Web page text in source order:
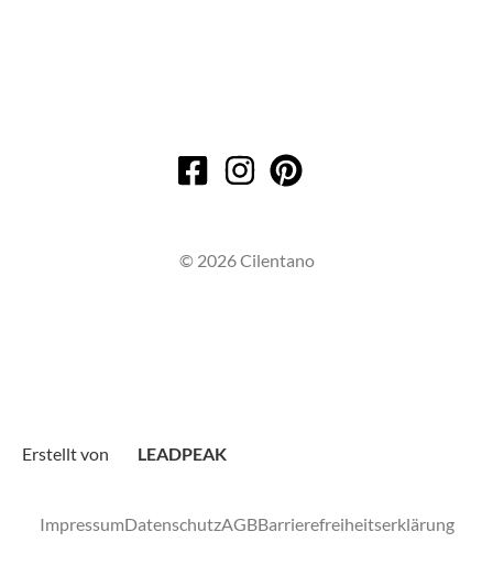
© 2026 Cilentano
Erstellt von LEADPEAK
ImpressumDatenschutzAGBBarrierefreiheitserklärung